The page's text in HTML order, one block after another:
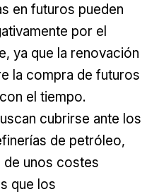
en futuros pueden
por el
ya que la renovación
la compra de futuros
el tiempo.
cubrirse ante los
de petróleo,
de unos costes
que los